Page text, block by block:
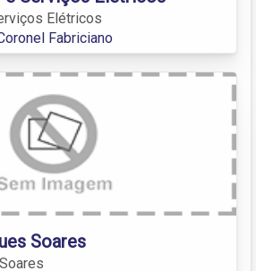
Elétricos
Fabriciano
Soares